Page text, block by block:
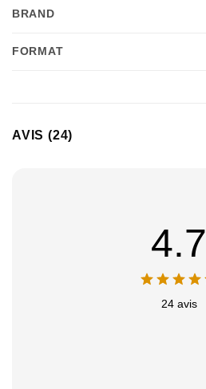
BRAND
FORMAT
AVIS (24)
4.7
24 avis